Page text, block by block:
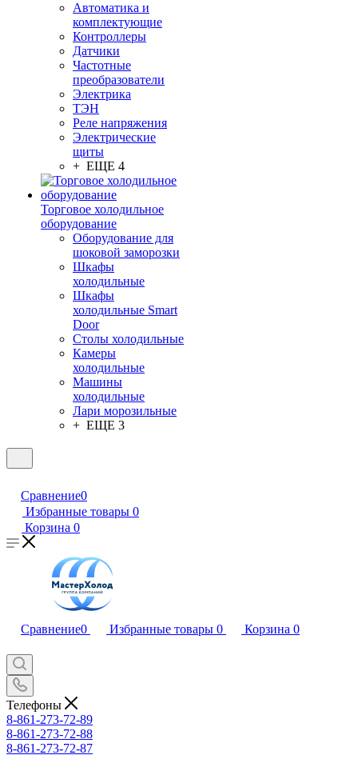
Автоматика и
комплектующие
Контроллеры
Датчики
Частотные
преобразователи
Электрика
ТЭН
Реле напряжения
Электрические
щиты
+ ЕЩЕ 4
Торговое холодильное
оборудование
Оборудование для
шоковой заморозки
Шкафы
холодильные
Шкафы
холодильные Smart
Door
Столы холодильные
Камеры
холодильные
Машины
холодильные
Лари морозильные
+ ЕЩЕ 3
Сравнение0
Избранные товары 0
Корзина 0
Сравнение0 Избранные товары 0 Корзина 0
Телефоны
8-861-273-72-89
8-861-273-72-88
8-861-273-72-87